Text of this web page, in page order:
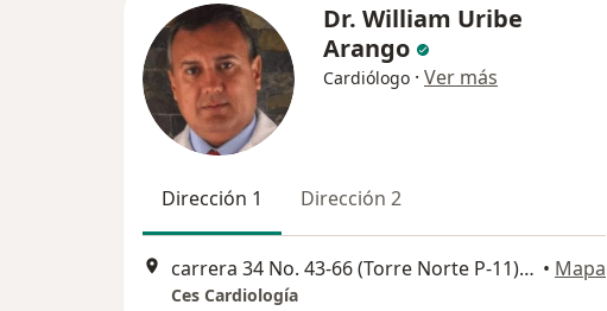
Dr. William Uribe
Arango
Cardiólogo · Ver más
Dirección 1 Dirección 2
carrera 34 No. 43-66 (Torre Norte P-11), Medellín • Mapa
Ces Cardiología